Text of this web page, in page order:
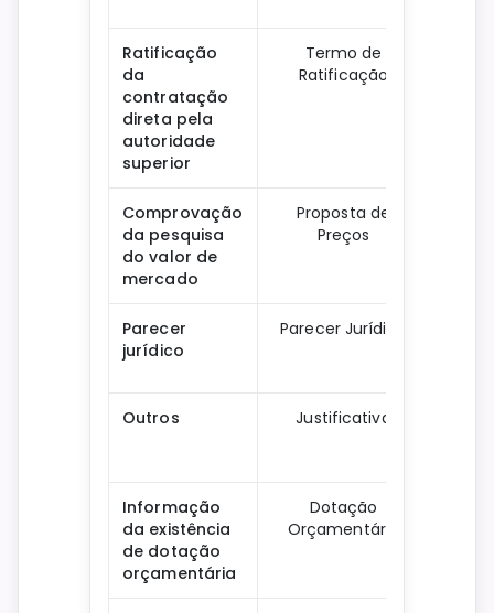
Ratificação
da
contratação
direta pela
autoridade
superior
Termo de
Ratificação
Comprovação
da pesquisa
do valor de
mercado
Proposta de
Preços
Parecer
jurídico
Parecer Jurídico
Outros Justificativa
Informação
da existência
de dotação
orçamentária
Dotação
Orçamentária